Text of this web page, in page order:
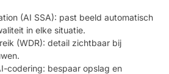
(AI SSA): past beeld automatisch
in elke situatie.
(WDR): detail zichtbaar bij
codering: bespaar opslag en